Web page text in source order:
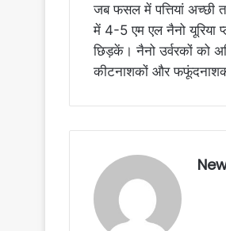
जब फसल में पत्तियां अच्छी
में 4-5 एम एल नैनो यूरिया
छिड़कें। नैनो उर्वरकों को
कीटनाशकों और